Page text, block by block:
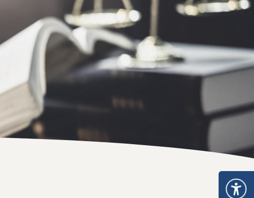
อกร่างกาย (IVD Medical Device)
Device)
ขาย
ออก
ทย์
ประกาศรายชื่อหน่วยวิเคราะห์
ข้อมูลด้านความปลอดภัยของเครื่องมือแพทย์
รายงานการผลิต นำเข้า หรือขาย
กฎกระทรวง
ประกาศกระทรวงสาธารณสุข
ประกาศสำนักงานคณะกรรมการอาหารและยา
ประกาศคณะกรรมการเครื่องมือแพทย์
ระเบียบสำนักงานคณะกรรมการอาหารและยา
คำสั่งสำนักงานคณะกรรมการอาหารและยา